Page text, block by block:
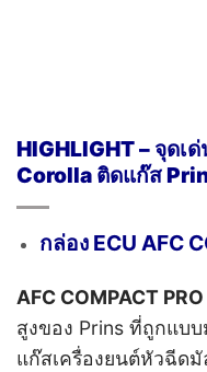
HIGHLIGHT – จุด
Corolla ติดแก๊ส
กล่อง ECU AFC
AFC COMPACT
สูงของ Prins ที่ถูกแบ
แก๊สเครื่องยนต์หัวฉีด